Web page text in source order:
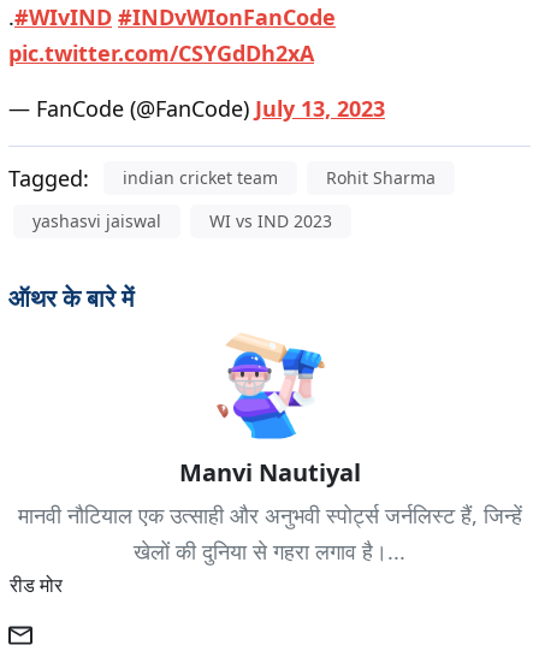
.#WIvIND #INDvWIonFanCode
pic.twitter.com/CSYGdDh2xA
— FanCode (@FanCode) July 13, 2023
Tagged: indian cricket team
Rohit Sharma
yashasvi jaiswal
WI vs IND 2023
ऑथर के बारे में
Manvi Nautiyal
मानवी नौटियाल एक उत्साही और अनुभवी स्पोर्ट्स जर्नलिस्ट हैं, जिन्हें
खेलों की दुनिया से गहरा लगाव है।...
रीड मोर